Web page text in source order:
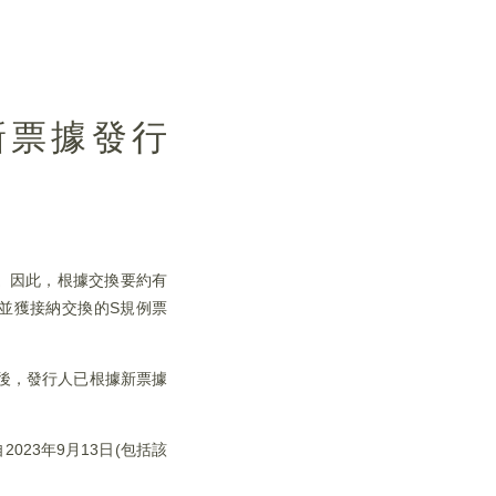
票據發行
因此，根據交換要約有
獲接納交換的S規例票
，發行人已根據新票據
2023年9月13日(包括該